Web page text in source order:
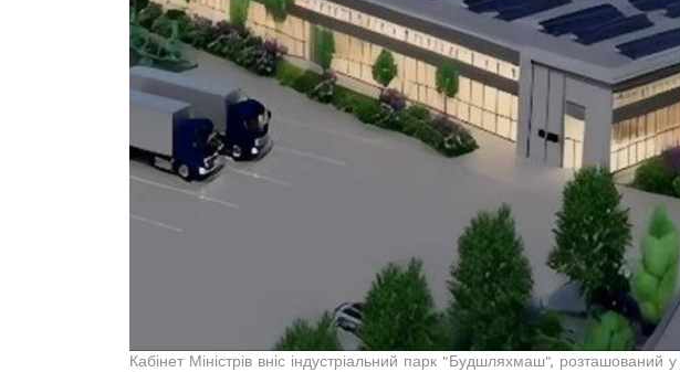
Кабінет Міністрів вніс індустріальний парк "Будшляхмаш", розташований